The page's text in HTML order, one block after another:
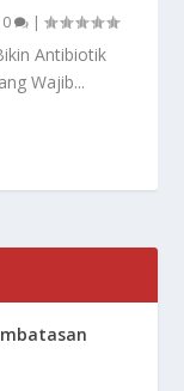
0 |
Antibiotik
Wajib...